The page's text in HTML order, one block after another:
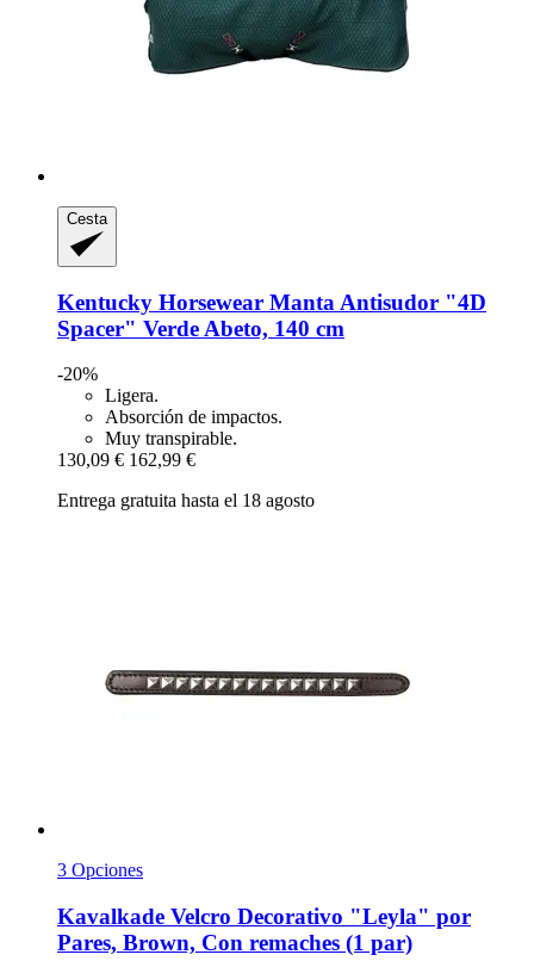
Cesta
Kentucky Horsewear Manta Antisudor "4D
Spacer" Verde Abeto, 140 cm
-20%
Ligera.
Absorción de impactos.
Muy transpirable.
130,09 € 162,99 €
Entrega gratuita hasta el 18 agosto
3 Opciones
Kavalkade Velcro Decorativo "Leyla" por
Pares, Brown, Con remaches (1 par)